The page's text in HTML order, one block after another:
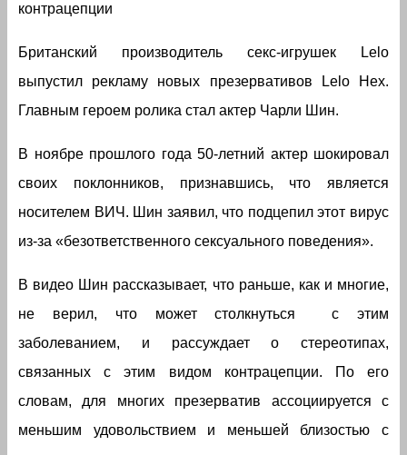
контрацепции
Британский производитель секс-игрушек Lelo
выпустил рекламу новых презервативов Lelo Hex.
Главным героем ролика стал актер Чарли Шин.
В ноябре прошлого года 50-летний актер шокировал
своих поклонников, признавшись, что является
носителем ВИЧ. Шин заявил, что подцепил этот вирус
из-за «безответственного сексуального поведения».
В видео Шин рассказывает, что раньше, как и многие,
не верил, что может столкнуться с этим
заболеванием, и рассуждает о стереотипах,
связанных с этим видом контрацепции. По его
словам, для многих презерватив ассоциируется с
меньшим удовольствием и меньшей близостью с